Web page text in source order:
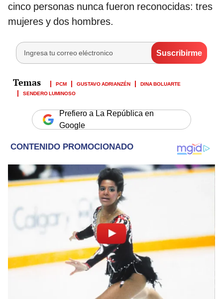
cinco personas nunca fueron reconocidas: tres
mujeres y dos hombres.
PCM GUSTAVO ADRIANZÉN
DINA BOLUARTE
SENDERO LUMINOSO
Prefiero a La República en
Google